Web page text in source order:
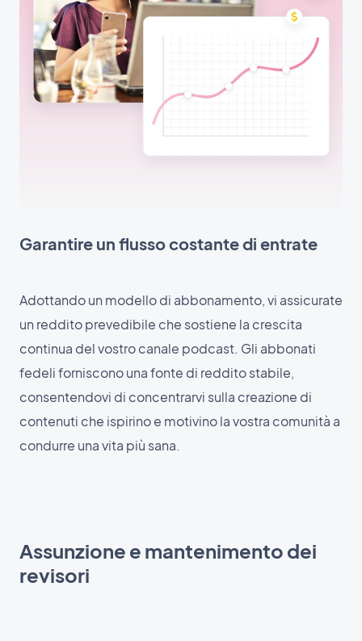
Garantire un flusso costante di entrate
Adottando un modello di abbonamento, vi assicurate
un reddito prevedibile che sostiene la crescita
continua del vostro canale podcast. Gli abbonati
fedeli forniscono una fonte di reddito stabile,
consentendovi di concentrarvi sulla creazione di
contenuti che ispirino e motivino la vostra comunità a
condurre una vita più sana.
Assunzione e mantenimento dei
revisori